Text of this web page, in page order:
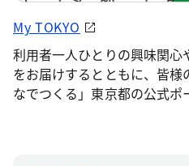
My TOKYO
利用者一人ひとりの興味関
をお届けするとともに、皆
なでつくる」東京都の公式ポ